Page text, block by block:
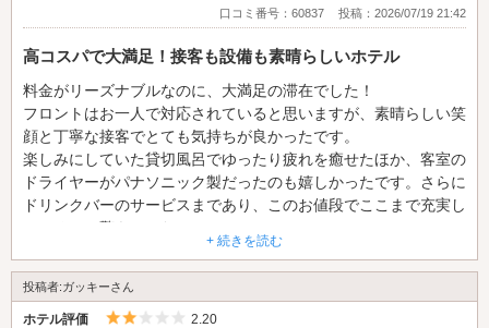
口コミ番号：60837 投稿：2026/07/19 21:42
高コスパで大満足！接客も設備も素晴らしいホテル
料金がリーズナブルなのに、大満足の滞在でした！
フロントはお一人で対応されていると思いますが、素晴らしい笑
顔と丁寧な接客でとても気持ちが良かったです。
楽しみにしていた貸切風呂でゆったり疲れを癒せたほか、客室の
ドライヤーがパナソニック製だったのも嬉しかったです。さらに
ドリンクバーのサービスまであり、このお値段でここまで充実し
ているのは驚きでした。
スタッフさんの温かい対応のおかげで良い思い出になりました。
ぜひまた利用したいです！
+ 続きを読む
投稿者:ガッキーさん
ホテル評価 5つ星のうち2
2.20